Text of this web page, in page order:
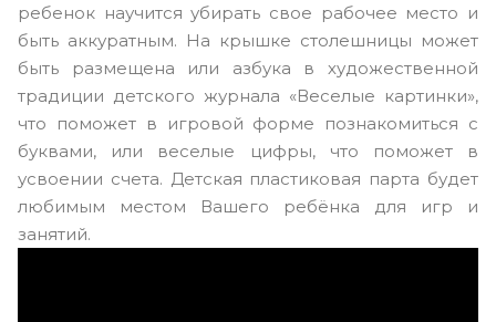
ребенок научится убирать свое рабочее место и
быть аккуратным. На крышке столешницы может
быть размещена или азбука в художественной
традиции детского журнала «Веселые картинки»,
что поможет в игровой форме познакомиться с
буквами, или веселые цифры, что поможет в
усвоении счета. Детская пластиковая парта будет
любимым местом Вашего ребёнка для игр и
занятий.